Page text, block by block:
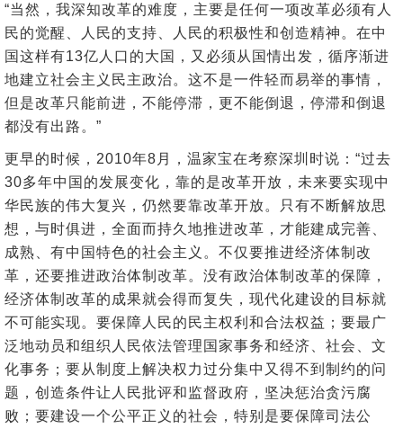
“当然，我深知改革的难度，主要是任何一项改革必须有人
民的觉醒、人民的支持、人民的积极性和创造精神。在中
国这样有13亿人口的大国，又必须从国情出发，循序渐进
地建立社会主义民主政治。这不是一件轻而易举的事情，
但是改革只能前进，不能停滞，更不能倒退，停滞和倒退
都没有出路。”
更早的时候，2010年8月，温家宝在考察深圳时说：“过去
30多年中国的发展变化，靠的是改革开放，未来要实现中
华民族的伟大复兴，仍然要靠改革开放。只有不断解放思
想，与时俱进，全面而持久地推进改革，才能建成完善、
成熟、有中国特色的社会主义。不仅要推进经济体制改
革，还要推进政治体制改革。没有政治体制改革的保障，
经济体制改革的成果就会得而复失，现代化建设的目标就
不可能实现。要保障人民的民主权利和合法权益；要最广
泛地动员和组织人民依法管理国家事务和经济、社会、文
化事务；要从制度上解决权力过分集中又得不到制约的问
题，创造条件让人民批评和监督政府，坚决惩治贪污腐
败；要建设一个公平正义的社会，特别是要保障司法公